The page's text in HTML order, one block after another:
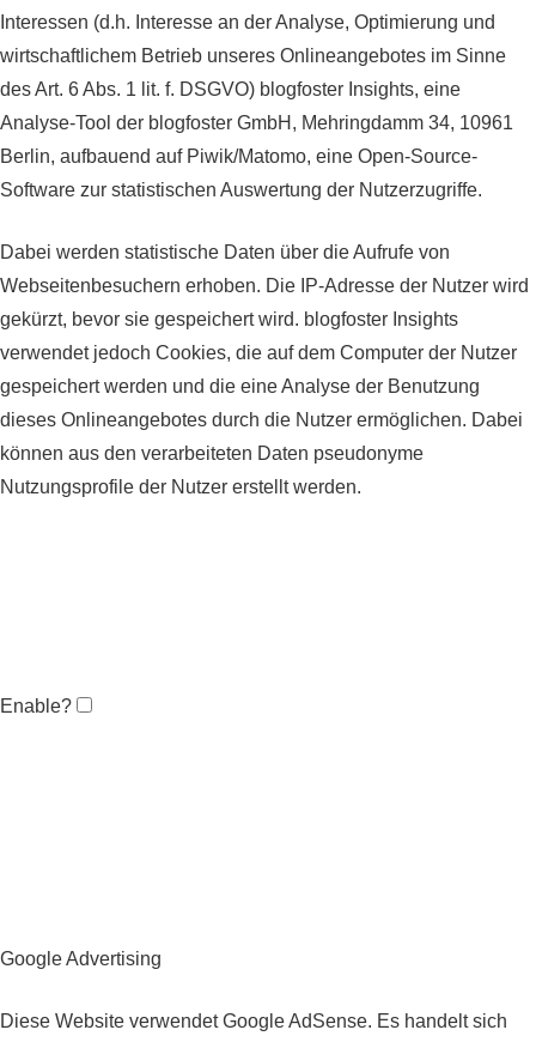
Interessen (d.h. Interesse an der Analyse, Optimierung und
wirtschaftlichem Betrieb unseres Onlineangebotes im Sinne
des Art. 6 Abs. 1 lit. f. DSGVO) blogfoster Insights, eine
Analyse-Tool der blogfoster GmbH, Mehringdamm 34, 10961
Berlin, aufbauend auf Piwik/Matomo, eine Open-Source-
Software zur statistischen Auswertung der Nutzerzugriffe.
Dabei werden statistische Daten über die Aufrufe von
Webseitenbesuchern erhoben. Die IP-Adresse der Nutzer wird
gekürzt, bevor sie gespeichert wird. blogfoster Insights
verwendet jedoch Cookies, die auf dem Computer der Nutzer
gespeichert werden und die eine Analyse der Benutzung
dieses Onlineangebotes durch die Nutzer ermöglichen. Dabei
können aus den verarbeiteten Daten pseudonyme
Nutzungsprofile der Nutzer erstellt werden.
Enable?
Google Advertising
Diese Website verwendet Google AdSense. Es handelt sich